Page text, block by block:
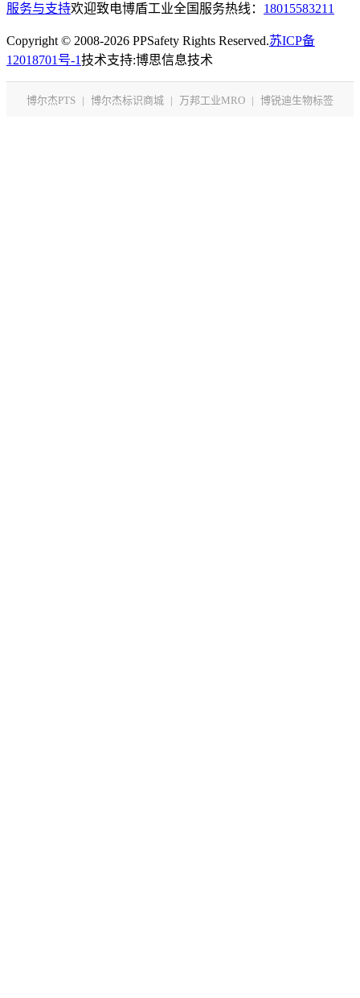
服务与支持欢迎致电博盾工业全国服务热线： 18015583211
Copyright © 2008-2026 PPSafety Rights Reserved.苏ICP备
12018701号-1技术支持:博思信息技术
博尔杰PTS | 博尔杰标识商城 | 万邦工业MRO | 博锐迪生物标签